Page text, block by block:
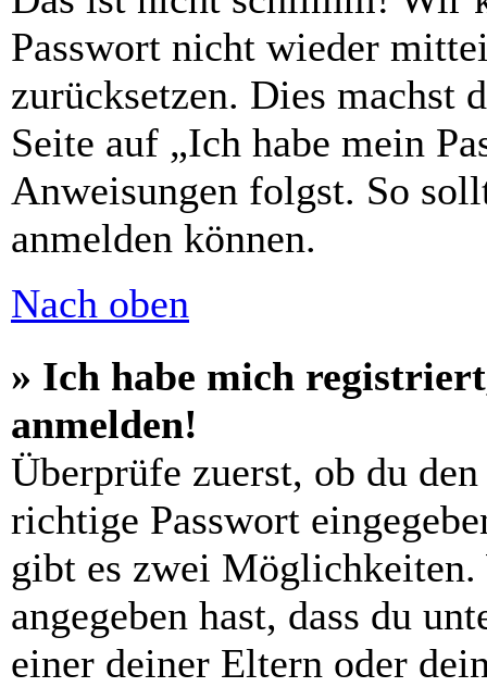
Passwort nicht wieder
zurücksetzen. Dies machst
Seite auf „Ich habe mein
Anweisungen folgst. So
anmelden können.
Nach oben
» Ich habe mich
anmelden!
Überprüfe zuerst, ob du
richtige Passwort
gibt es zwei
angegeben hast, dass du
einer deiner Eltern oder